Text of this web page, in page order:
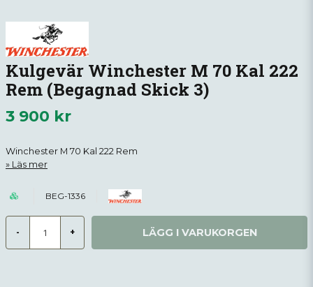
Kulgevär Winchester M 70 Kal 222
Rem (Begagnad Skick 3)
3 900 kr
Winchester M 70 Kal 222 Rem
Läs mer
BEG-1336
- + LÄGG I VARUKORGEN